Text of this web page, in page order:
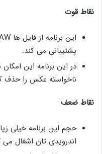
نقاط قوت
پشتیبانی می کند.
در این برنامه این
ناخواسته عکس را حذف
نقاط ضعف
حجم این برنامه خیلی
اندرویدی تان اشغال می